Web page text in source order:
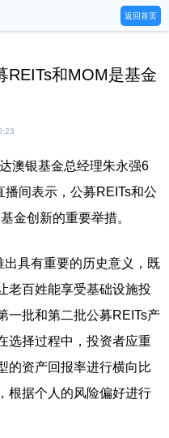
返回首页
REITs和MOM是基金
银基金总经理朱永强6
播间表示，公募REITs和公
金创新的重要举措。
具有重要的历史意义，既
老百姓能享受基础设施投
一批和第二批公募REITs产
选择过程中，投资者应重
的资产回报率进行横向比
根据个人的风险偏好进行